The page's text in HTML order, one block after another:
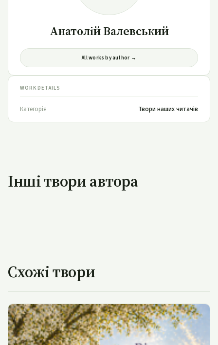
Анатолій Валевський
All works by author →
WORK DETAILS
Категорія Твори наших читачів
Інші твори автора
Схожі твори